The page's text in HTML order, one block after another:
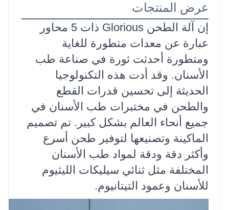
عرض المنتجات
إن آلة الطحن Glorious ذات 5 محاور
عبارة عن معدات متطورة للغاية
ومتطورة أحدثت ثورة في صناعة طب
الأسنان. وقد أدت هذه التكنولوجيا
الحديثة إلى تحسين قدرات القطع
والطحن في مختبرات طب الأسنان في
جميع أنحاء العالم بشكل كبير. تم تصميم
الماكينة وتصنيعها لتوفير طحن أسرع
وأكثر دقة ودقة لمواد طب الأسنان
المختلفة مثل ثنائي سيليكات الليثيوم
للأسنان وعمود التيتانيوم.